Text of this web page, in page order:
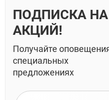
ПОДПИСКА
АКЦИЙ!
Получайте
специальных
предложениях